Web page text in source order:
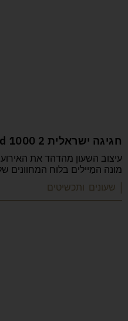
חגיגה ישראלית 2 Itai Noy Holyland 1000
עיצוב השעון מהדהד את
מונה המַיילים בלוח המחוונים
| שעונים ותכשיטים